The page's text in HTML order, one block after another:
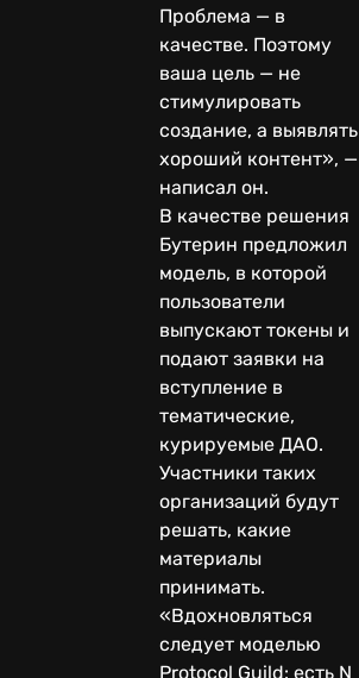
Проблема — в
качестве. Поэтому
ваша цель — не
стимулировать
создание, а выявлять
хороший контент», —
написал он.
В качестве решения
Бутерин предложил
модель, в которой
пользователи
выпускают токены и
подают заявки на
вступление в
тематические,
курируемые ДАО.
Участники таких
организаций будут
решать, какие
материалы
принимать.
«Вдохновляться
следует моделью
Protocol Guild: есть N